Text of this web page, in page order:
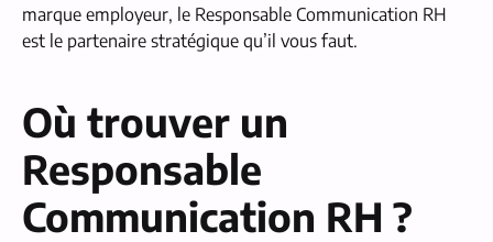
marque employeur, le Responsable Communication RH
est le partenaire stratégique qu’il vous faut.
Où trouver un
Responsable
Communication RH ?